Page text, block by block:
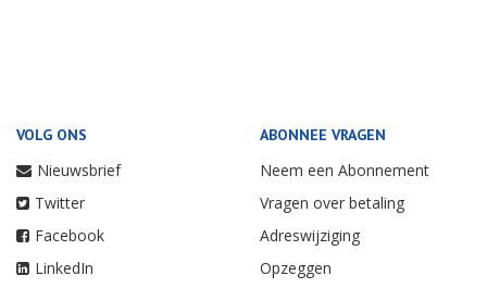
VOLG ONS
Nieuwsbrief
Twitter
Facebook
LinkedIn
ABONNEE VRAGEN
Neem een Abonnement
Vragen over betaling
Adreswijziging
Opzeggen